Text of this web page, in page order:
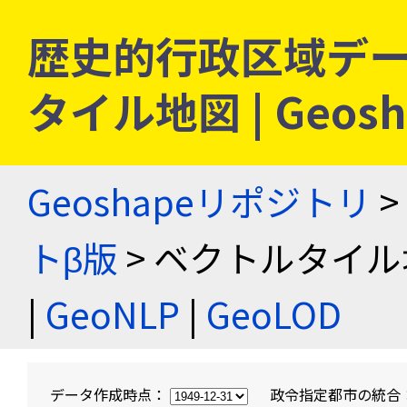
歴史的行政区域デ
タイル地図 |
Geoshapeリポジトリ >
トβ版 > ベクトルタイ
| GeoNLP | GeoLOD
データ作成時点： 政令指定都市の統